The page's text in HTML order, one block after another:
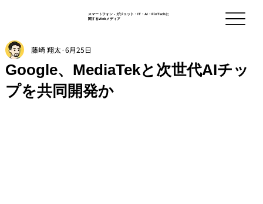
スマートフォン - ガジェット・IT・AI・FinTechに
関するWebメディア
Google、MediaTekと次世代AIチッ
プを共同開発か
藤崎 翔太 6月25日